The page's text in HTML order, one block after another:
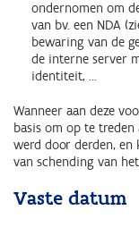
ondernomen om
van bv. een NDA
bewaring van de
de interne server
identiteit, ...
Wanneer aan deze
basis om op te
werd door derden, en
van schending van het
Vaste datum